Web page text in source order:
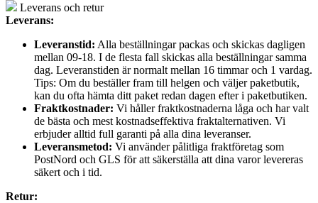
Leverans och retur
Leverans:
Leveranstid: Alla beställningar packas och skickas dagligen
mellan 09-18. I de flesta fall skickas alla beställningar samma
dag. Leveranstiden är normalt mellan 16 timmar och 1 vardag.
Tips: Om du beställer fram till helgen och väljer paketbutik,
kan du ofta hämta ditt paket redan dagen efter i paketbutiken.
Fraktkostnader: Vi håller fraktkostnaderna låga och har valt
de bästa och mest kostnadseffektiva fraktalternativen. Vi
erbjuder alltid full garanti på alla dina leveranser.
Leveransmetod: Vi använder pålitliga fraktföretag som
PostNord och GLS för att säkerställa att dina varor levereras
säkert och i tid.
Retur: